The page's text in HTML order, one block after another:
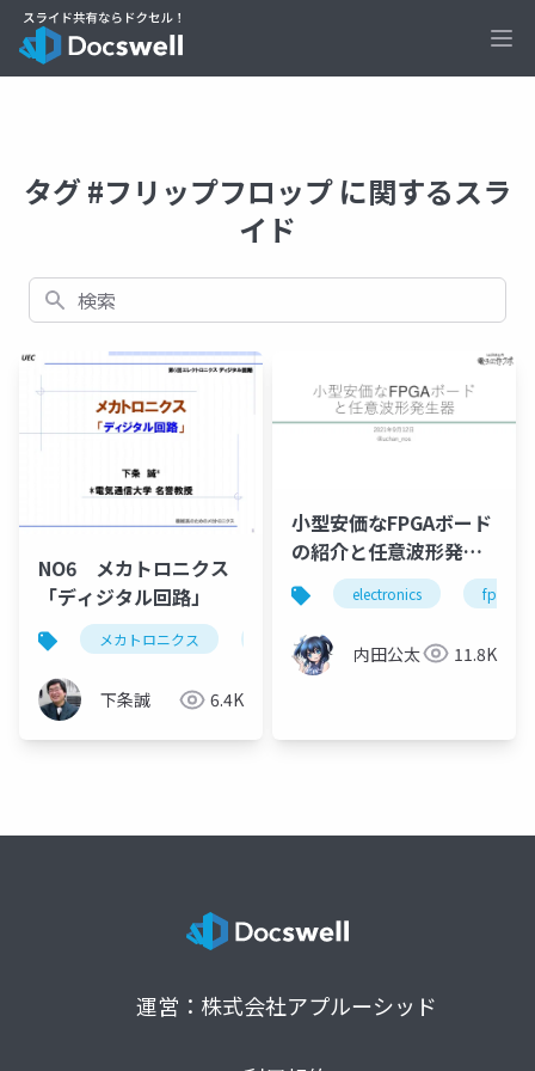
タグ #フリップフロップ に関するスラ
イド
検索
NO6 メカトロニクス
「ディジタル回路」
メカトロニクス 論理演算素子 正論理と負論理
下条誠 6.4K
小型安価なFPGAボード
の紹介と任意波形発生
器
electronics fpga
内田公太 11.8K
運営：株式会社アプルーシッド